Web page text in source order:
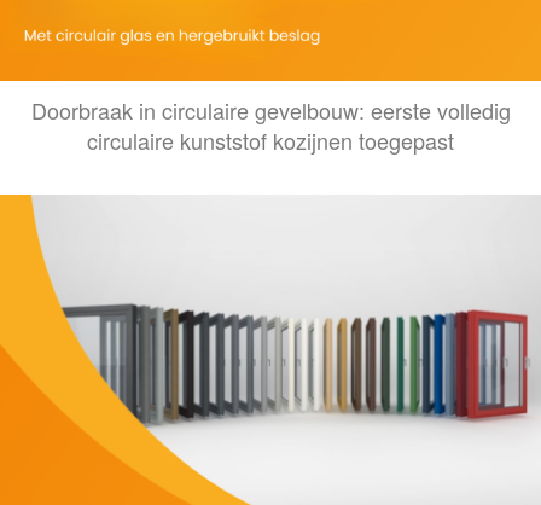
Doorbraak in circulaire gevelbouw: eerste volledig
circulaire kunststof kozijnen toegepast